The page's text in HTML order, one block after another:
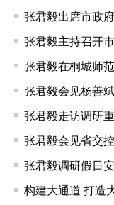
张君毅出席市政
张君毅主持召开
张君毅在桐城师
张君毅会见杨善斌
张君毅走访调研
张君毅会见省交
张君毅调研假日
构建大通道 打造